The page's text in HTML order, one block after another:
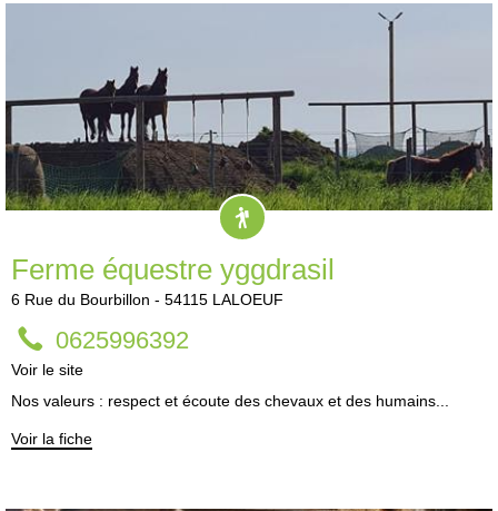
Ferme équestre yggdrasil
6 Rue du Bourbillon - 54115 LALOEUF
0625996392
Voir le site
Nos valeurs : respect et écoute des chevaux et des humains...
Voir la fiche